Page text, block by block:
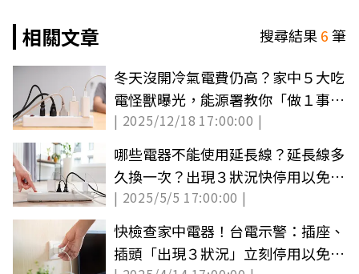
相關文章
搜尋結果6筆
冬天沒開冷氣電費仍高？家中５大吃
電怪獸曝光，能源署教你「做１事」
最省錢
| 2025/12/18 17:00:00 |
哪些電器不能使用延長線？延長線多
久換一次？出現３狀況快停用以免失
火
| 2025/5/5 17:00:00 |
快檢查家中電器！台電示警：插座、
插頭「出現３狀況」立刻停用以免釀